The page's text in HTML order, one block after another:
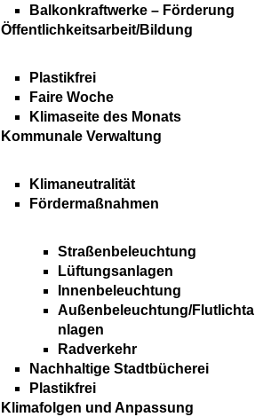
Balkonkraftwerke – Förderung
Öffentlichkeitsarbeit/Bildung
Plastikfrei
Faire Woche
Klimaseite des Monats
Kommunale Verwaltung
Klimaneutralität
Fördermaßnahmen
Straßenbeleuchtung
Lüftungsanlagen
Innenbeleuchtung
Außenbeleuchtung/Flutlichta
nlagen
Radverkehr
Nachhaltige Stadtbücherei
Plastikfrei
Klimafolgen und Anpassung